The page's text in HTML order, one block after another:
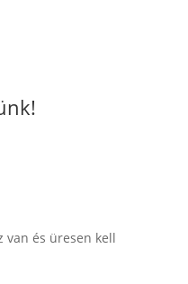
van és üresen kell